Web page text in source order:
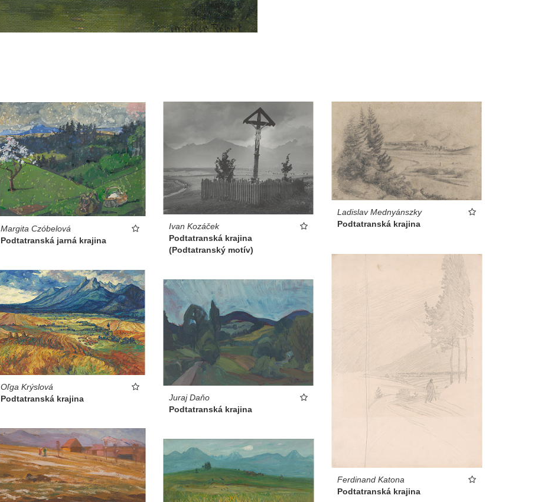
Margita Czóbelová
Podtatranská jarná krajina
Ivan Kozáček
Podtatranská krajina
(Podtatranský motív)
Ladislav Mednyánszky
Podtatranská krajina
Ferdinand Katona
Podtatranská krajina
Oľga Krýslová
Podtatranská krajina
Juraj Daňo
Podtatranská krajina